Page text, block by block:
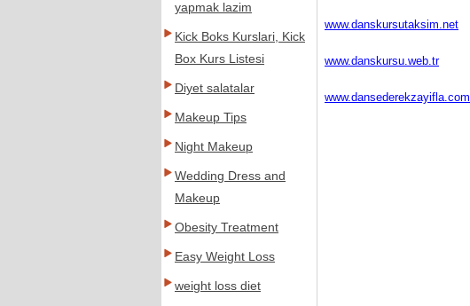
www.danskursutaksim.net
www.danskursu.web.tr
www.dansederekzayifla.com
yapmak lazim
Kick Boks Kurslari, Kick
Box Kurs Listesi
Diyet salatalar
Makeup Tips
Night Makeup
Wedding Dress and
Makeup
Obesity Treatment
Easy Weight Loss
weight loss diet